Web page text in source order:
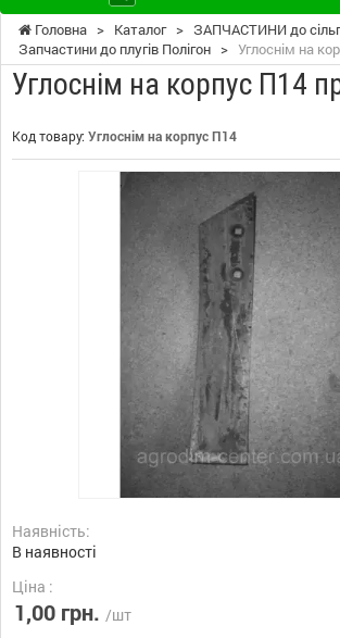
Головна > Каталог > ЗАПЧАСТИНИ до
Запчастини до плугів Полігон > Углоснім на
Углоснім на корпус П14
Код товару: Углоснім на корпус П14
Наявність:
В наявності
Ціна :
1,00 грн. /шт